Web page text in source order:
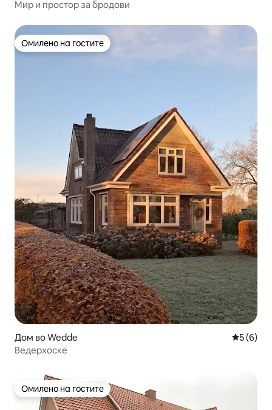
Мир и простор за бродови
Омилено на гостите
Омилено на гостите
Дом во Wedde
5 (6)
Ведерхоске
Омилено на гостите
Омилено на гостите